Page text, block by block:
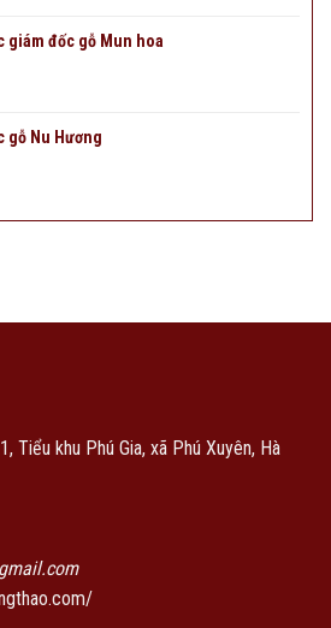
giám đốc gỗ Mun hoa
gỗ Nu Hương
Tiểu khu Phú Gia, xã Phú Xuyên, Hà